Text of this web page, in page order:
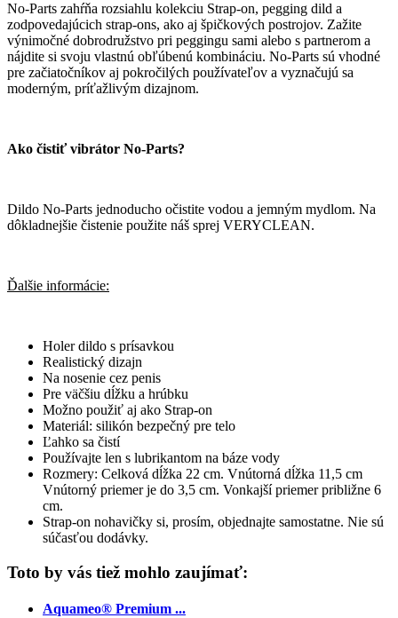
No-Parts zahŕňa rozsiahlu kolekciu Strap-on, pegging dild a
zodpovedajúcich strap-ons, ako aj špičkových postrojov. Zažite
výnimočné dobrodružstvo pri peggingu sami alebo s partnerom a
nájdite si svoju vlastnú obľúbenú kombináciu. No-Parts sú vhodné
pre začiatočníkov aj pokročilých používateľov a vyznačujú sa
moderným, príťažlivým dizajnom.
Ako čistiť vibrátor No-Parts?
Dildo No-Parts jednoducho očistite vodou a jemným mydlom. Na
dôkladnejšie čistenie použite náš sprej VERYCLEAN.
Ďalšie informácie:
Holer dildo s prísavkou
Realistický dizajn
Na nosenie cez penis
Pre väčšiu dĺžku a hrúbku
Možno použiť aj ako Strap-on
Materiál: silikón bezpečný pre telo
Ľahko sa čistí
Používajte len s lubrikantom na báze vody
Rozmery: Celková dĺžka 22 cm. Vnútorná dĺžka 11,5 cm
Vnútorný priemer je do 3,5 cm. Vonkajší priemer približne 6
cm.
Strap-on nohavičky si, prosím, objednajte samostatne. Nie sú
súčasťou dodávky.
Toto by vás tiež mohlo zaujímať:
Aquameo® Premium ...